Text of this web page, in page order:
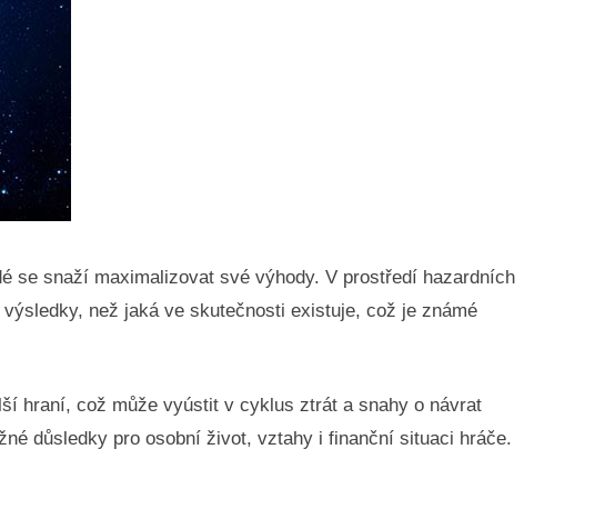
se snaží maximalizovat své výhody. V prostředí hazardních
než jaká ve skutečnosti existuje, což je známé
hraní, což může vyústit v cyklus ztrát a snahy o návrat
důsledky pro osobní život, vztahy i finanční situaci hráče.